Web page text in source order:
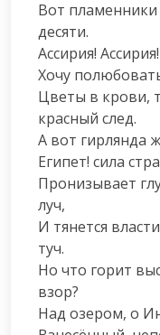
Вот
десяти.
Ассирия!
Хочу
Цветы в крови,
красный след.
А вот гирлянда
Египет! сила
Пронизывает
луч,
И тянется
туч.
Но что горит
взор?
Над озером, о